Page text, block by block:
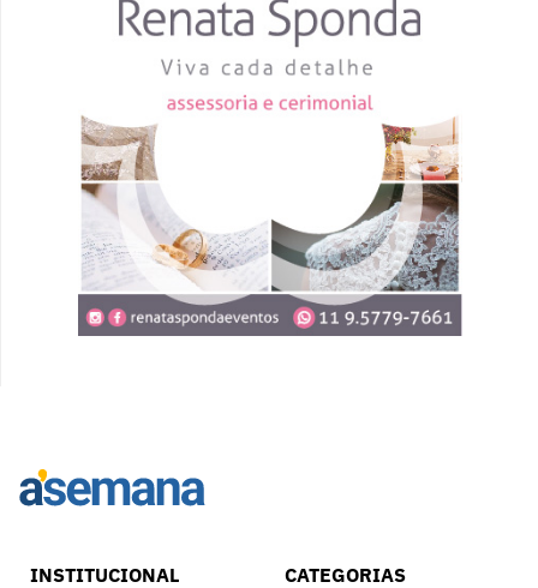
INSTITUCIONAL CATEGORIAS